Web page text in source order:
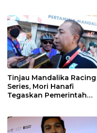
Kawasan
Tinjau Mandalika Racing
Series, Mori Hanafi
Tegaskan Pemerintah